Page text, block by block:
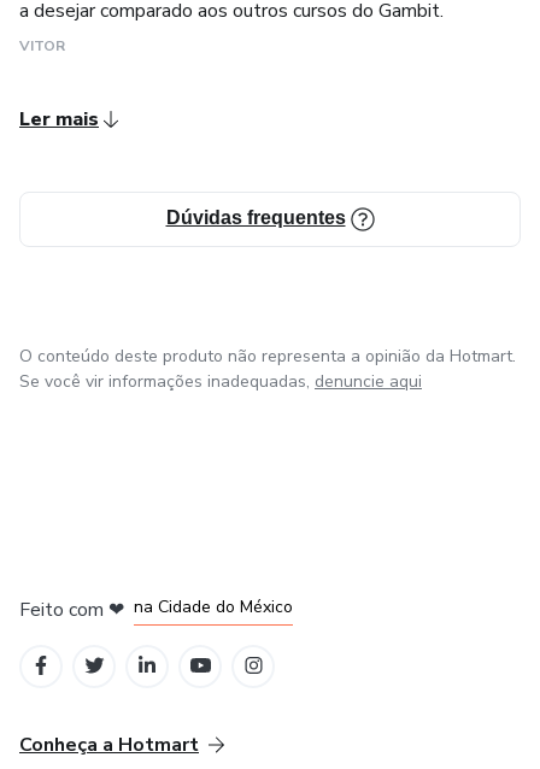
a desejar comparado aos outros cursos do Gambit.
VITOR
Ler mais
Dúvidas frequentes
O conteúdo deste produto não representa a opinião da Hotmart.
Se você vir informações inadequadas, denuncie aqui
Feito com ❤ na Cidade do México
Conheça a Hotmart